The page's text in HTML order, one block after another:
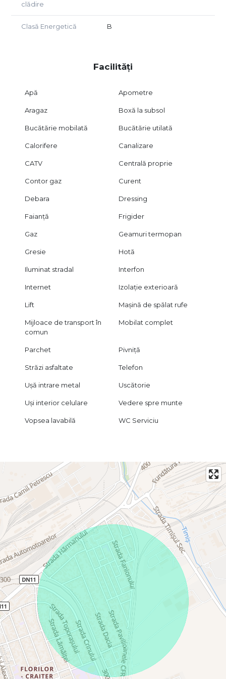
clădire
Clasă Energetică B
Facilități
Apă Apometre
Aragaz Boxă la subsol
Bucătărie mobilată Bucătărie utilată
Calorifere Canalizare
CATV Centrală proprie
Contor gaz Curent
Debara Dressing
Faianță Frigider
Gaz Geamuri termopan
Gresie Hotă
Iluminat stradal Interfon
Internet Izolație exterioară
Lift Mașină de spălat rufe
Mijloace de transport în
comun
Mobilat complet
Parchet Pivniță
Străzi asfaltate Telefon
Ușă intrare metal Uscătorie
Uși interior celulare Vedere spre munte
Vopsea lavabilă WC Serviciu